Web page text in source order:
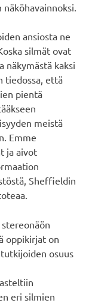
ansiosta ne
silmät ovat
näkymästä kaksi
tiedossa, että
pientä
meistä
Emme
ja aivot
Sheffieldin
oppikirjat on
osuus
eri silmien